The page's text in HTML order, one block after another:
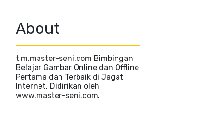
About
tim.master-seni.com Bimbingan
Belajar Gambar Online dan Offline
Pertama dan Terbaik di Jagat
Internet. Didirikan oleh
www.master-seni.com.